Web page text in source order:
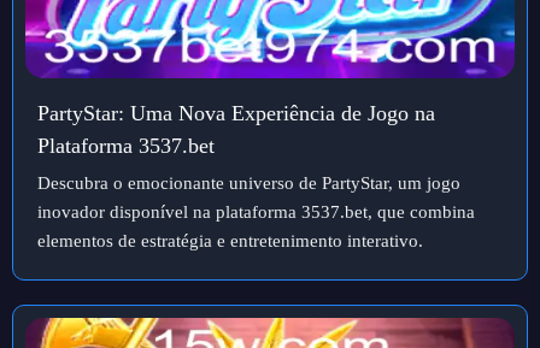
PartyStar: Uma Nova Experiência de Jogo na
Plataforma 3537.bet
Descubra o emocionante universo de PartyStar, um jogo
inovador disponível na plataforma 3537.bet, que combina
elementos de estratégia e entretenimento interativo.